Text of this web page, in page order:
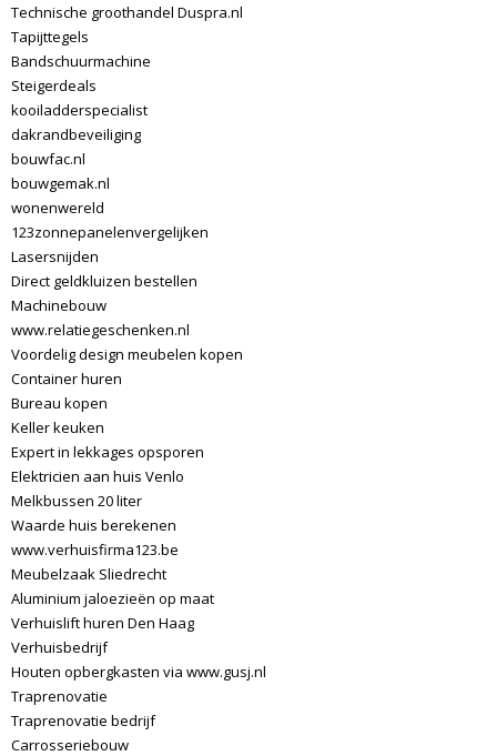
Technische groothandel Duspra.nl
Tapijttegels
Bandschuurmachine
Steigerdeals
kooiladderspecialist
dakrandbeveiliging
bouwfac.nl
bouwgemak.nl
wonenwereld
123zonnepanelenvergelijken
Lasersnijden
Direct geldkluizen bestellen
Machinebouw
www.relatiegeschenken.nl
Voordelig design meubelen kopen
Container huren
Bureau kopen
Keller keuken
Expert in lekkages opsporen
Elektricien aan huis Venlo
Melkbussen 20 liter
Waarde huis berekenen
www.verhuisfirma123.be
Meubelzaak Sliedrecht
Aluminium jaloezieën op maat
Verhuislift huren Den Haag
Verhuisbedrijf
Houten opbergkasten via www.gusj.nl
Traprenovatie
Traprenovatie bedrijf
Carrosseriebouw